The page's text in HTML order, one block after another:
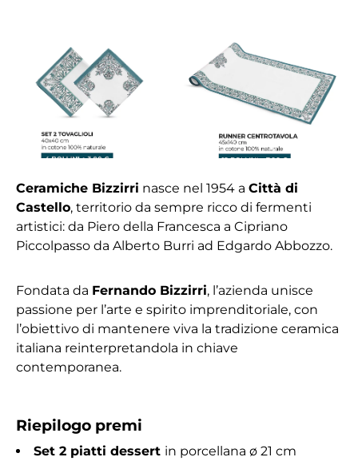
Ceramiche Bizzirri nasce nel 1954 a Città di
Castello, territorio da sempre ricco di fermenti
artistici: da Piero della Francesca a Cipriano
Piccolpasso da Alberto Burri ad Edgardo Abbozzo.
Fondata da Fernando Bizzirri, l’azienda unisce
passione per l’arte e spirito imprenditoriale, con
l’obiettivo di mantenere viva la tradizione ceramica
italiana reinterpretandola in chiave
contemporanea.
Riepilogo premi
Set 2 piatti dessert in porcellana ø 21 cm